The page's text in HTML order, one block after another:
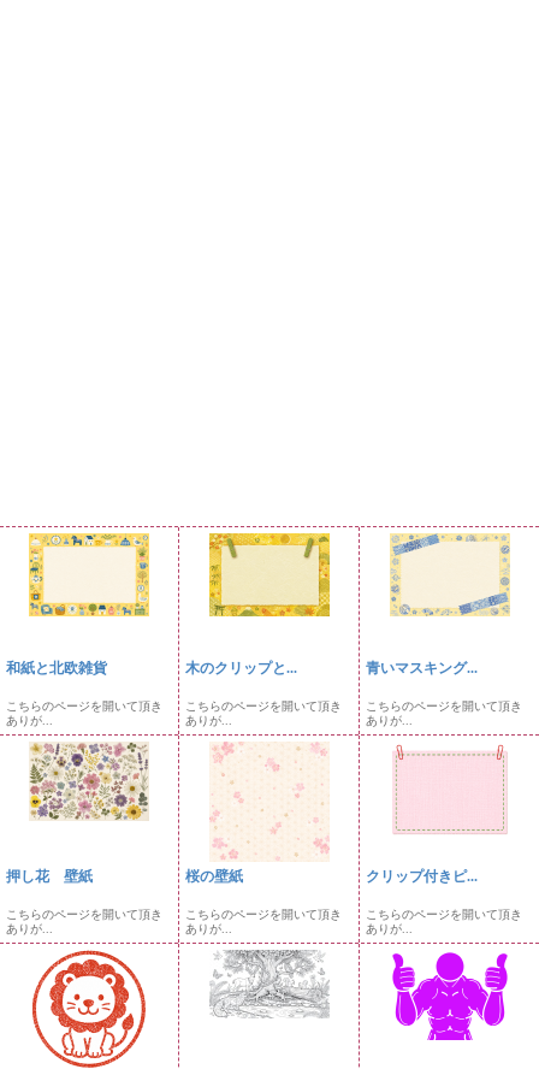
和紙と北欧雑貨
こちらのページを開いて頂き
ありが...
木のクリップと...
こちらのページを開いて頂き
ありが...
青いマスキング...
こちらのページを開いて頂き
ありが...
押し花 壁紙
こちらのページを開いて頂き
ありが...
桜の壁紙
こちらのページを開いて頂き
ありが...
クリップ付きピ...
こちらのページを開いて頂き
ありが...